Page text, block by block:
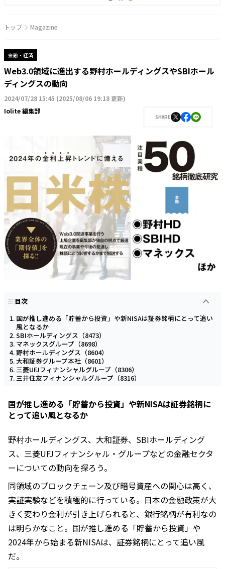
トップ Magazine
金融・経済
Web3.0領域に進出する野村ホールディングスやSBIホール
ディングスの動向
2024/07/28 15:45 (2025/08/06 19:18 更新)
Iolite 編集部
SHARE
目次
国が推し進める「貯蓄から投資」や新NISAは証券銘柄にとって追い
風となるか
SBIホールディングス（8473）
マネックスグループ（8698）
野村ホールディングス（8604）
大和証券グループ本社（8601）
三菱UFJフィナンシャルグループ（8306）
三井住友フィナンシャルグループ（8316）
国が推し進める「貯蓄から投資」や新NISAは証券銘柄に
とって追い風となるか
野村ホールディングス、大和証券、SBIホールディング
ス、三菱UFJフィナンシャル・グループなどの金融セクタ
ーについての動向を探ろう。
同領域のブロックチェーン及び暗号資産への関心は高く、
実証実験などを積極的に行っている。日本の金融政策が大
きく変わり金利が引き上げられると、銀行銘柄が有利なの
は明らかなこと。国が推し進める「貯蓄から投資」や
2024年から始まる新NISAは、証券銘柄にとって追い風
だ。